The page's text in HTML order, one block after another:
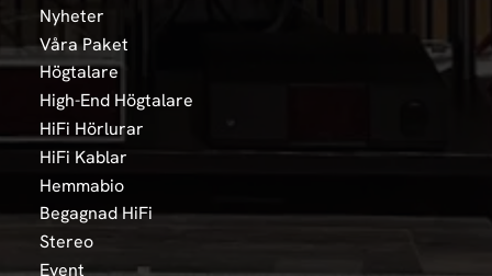
Nyheter
Våra Paket
Högtalare
High-End Högtalare
HiFi Hörlurar
HiFi Kablar
Hemmabio
Begagnad HiFi
Stereo
Event